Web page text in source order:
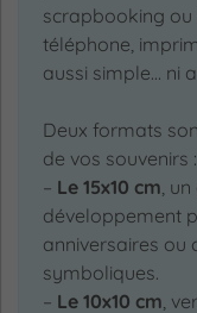
scrapbooking
téléphone,
aussi simple… ni
Deux formats
de vos souvenirs :
– Le 15x10 cm ,
développement
anniversaires ou
symboliques.
– Le 10x10 cm ,